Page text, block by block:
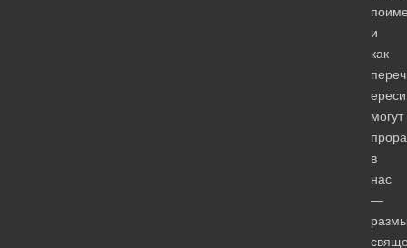
и
как
ереси
могут
в
нас
—